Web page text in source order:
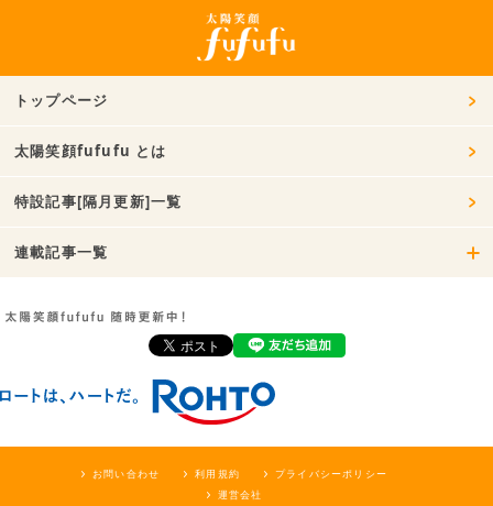
トップページ
太陽笑顔fufufu とは
特設記事[隔月更新]一覧
連載記事一覧
お問い合わせ 利用規約
プライバシーポリシー
運営会社